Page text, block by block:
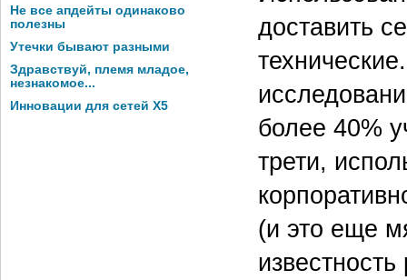
Не все апдейты одинаково
полезны
Утечки бывают разными
Здравствуй, племя младое,
незнакомое...
Инновации для сетей X5
доставить
более 40%
трети,
(и это еще